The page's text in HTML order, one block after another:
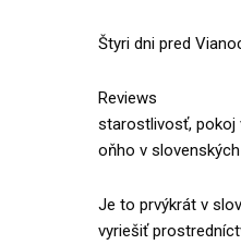
Štyri dni pred
Reviews
starostlivosť, pokoj
oňho v
Je to prvýkrát v
vyriešiť